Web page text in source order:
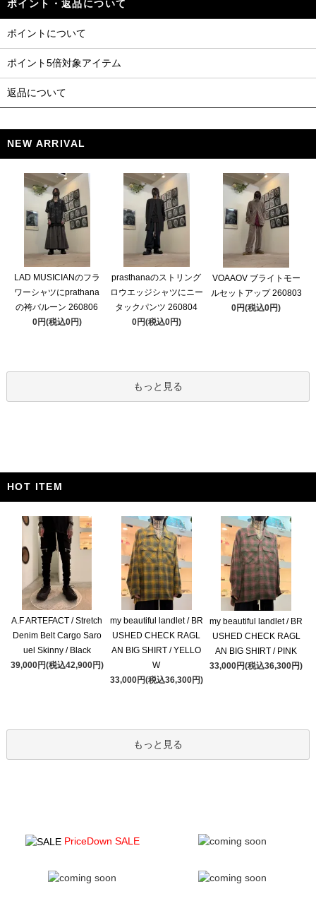
ポイント・返品について
ポイントについて
ポイント5倍対象アイテム
返品について
NEW ARRIVAL
LAD MUSICIANのフラ
ワーシャツにprathana
の袴バルーン 260806
0円(税込0円)
prasthanaのストリング
ロウエッジシャツにニー
タックパンツ 260804
0円(税込0円)
VOAAOV ブライトモー
ルセットアップ 260803
0円(税込0円)
もっと見る
HOT ITEM
A.F ARTEFACT / Stretch
Denim Belt Cargo Saro
uel Skinny / Black
39,000円(税込42,900円)
my beautiful landlet / BR
USHED CHECK RAGL
AN BIG SHIRT / YELLO
W
33,000円(税込36,300円)
my beautiful landlet / BR
USHED CHECK RAGL
AN BIG SHIRT / PINK
33,000円(税込36,300円)
もっと見る
PriceDown SALE